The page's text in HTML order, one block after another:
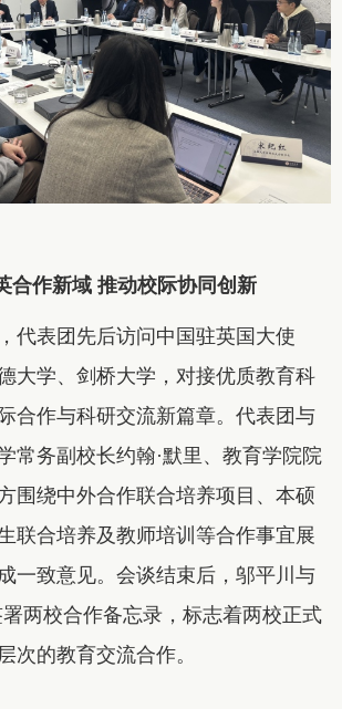
合作新域 推动校际协同创新
代表团先后访问中国驻英国大使
大学、剑桥大学，对接优质教育科
合作与科研交流新篇章。代表团与
常务副校长约翰·默里、教育学院院
围绕中外合作联合培养项目、本硕
联合培养及教师培训等合作事宜展
一致意见。会谈结束后，邬平川与
两校合作备忘录，标志着两校正式
次的教育交流合作。